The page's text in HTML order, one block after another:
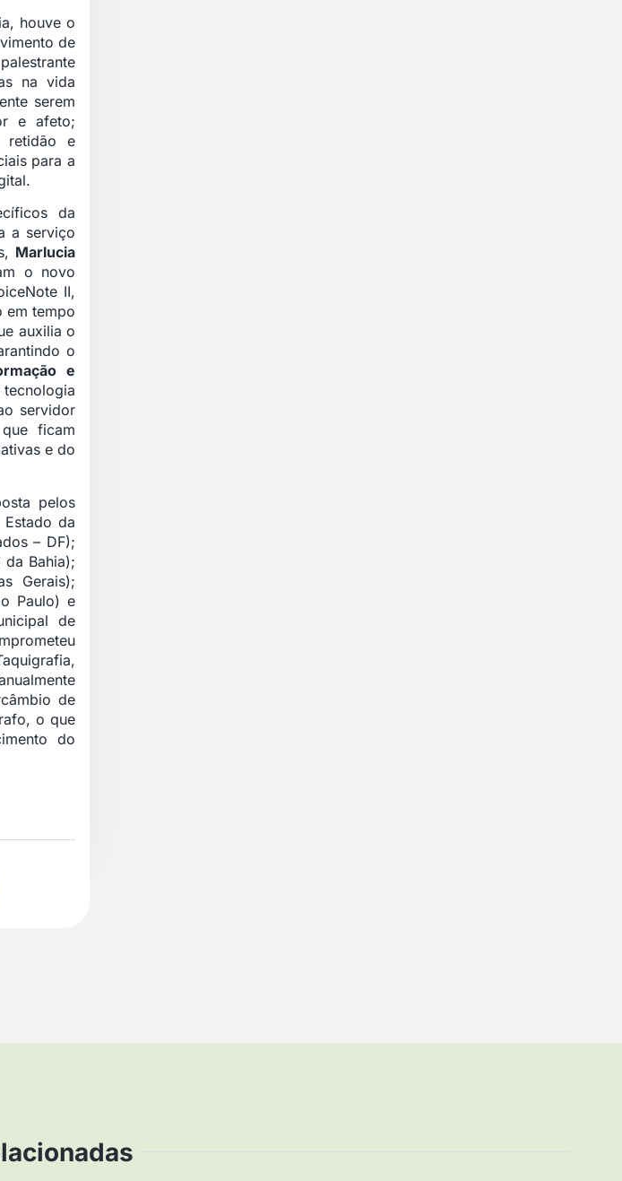
houve o
de
na vida
serem
e afeto;
retidão e
para a
da
a serviço
Marlucia
o novo
II,
em tempo
auxilia o
o
e
tecnologia
servidor
ficam
e do
pelos
da
– DF);
Bahia);
Gerais);
Paulo) e
de
de
o que
do